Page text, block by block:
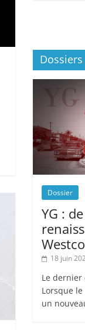
Dossiers
Dossier
YG :
18 juin
Le
Lorsque
un